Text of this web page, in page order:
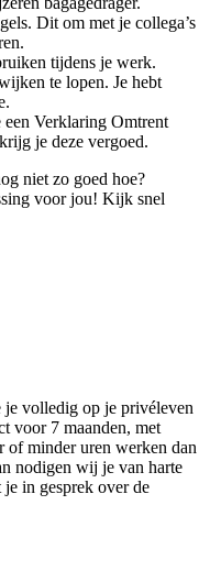
Dit om met je collega’s
tijdens je werk.
te lopen. Je hebt
Verklaring Omtrent
je deze vergoed.
niet zo goed hoe?
voor jou! Kijk snel
je volledig op je privéleven
voor 7 maanden, met
minder uren werken dan
nodigen wij je van harte
in gesprek over de